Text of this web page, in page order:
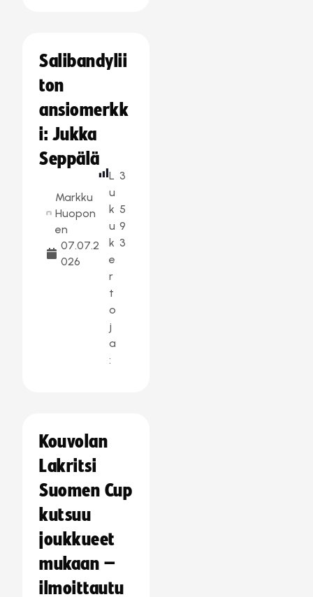
Salibandylii
ton
ansiomerkk
i: Jukka
Seppälä
Markku
Huopon
en
07.07.2
026
L
u
k
u
k
e
r
t
o
j
a
:
3
5
9
3
Kouvolan
Lakritsi
Suomen Cup
kutsuu
joukkueet
mukaan –
ilmoittautu